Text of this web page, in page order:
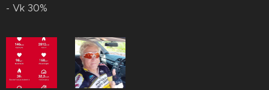
- Vk 30%